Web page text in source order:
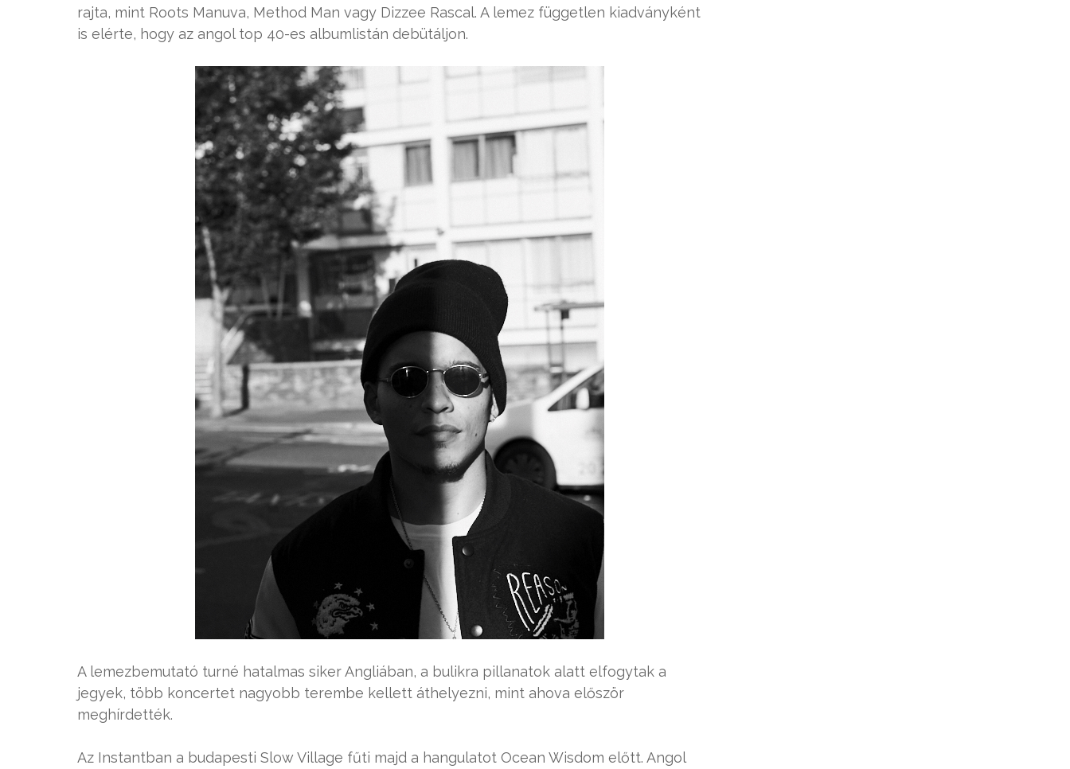
rajta, mint Roots Manuva, Method Man vagy Dizzee Rascal. A lemez független kiadványként
is elérte, hogy az angol top 40-es albumlistán debütáljon.
A lemezbemutató turné hatalmas siker Angliában, a bulikra pillanatok alatt elfogytak a
jegyek, több koncertet nagyobb terembe kellett áthelyezni, mint ahova először
meghírdették.
Az Instantban a budapesti Slow Village fűti majd a hangulatot Ocean Wisdom előtt. Angol